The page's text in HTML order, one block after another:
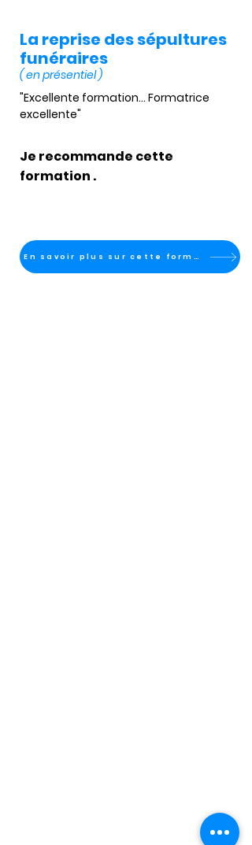
La reprise des sépultures
funéraires
( en présentiel )
"Excellente formation... Formatrice
excellente"
Je recommande cette
formation .
En savoir plus sur cette formation